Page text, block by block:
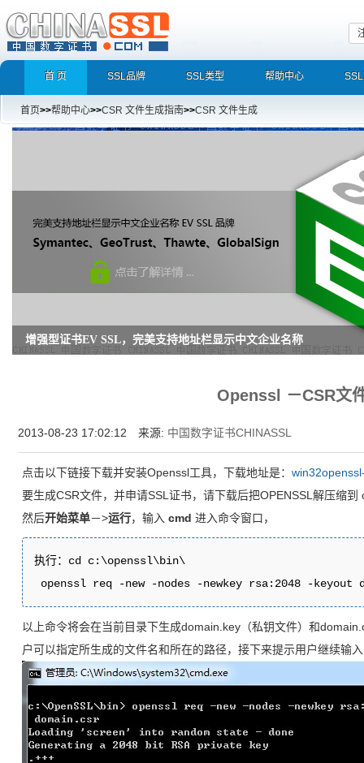
首 页 SSL品牌 SSL类型 帮助中心
首页>>帮助中心>>CSR 文件生成指南>>CSR 文件生成
增强型证书EV SSL，完美支持地址栏显示中文企业名称
Openssl －CSR文
2013-08-23 17:02:12 来源: 中国数字证书CHINASSL
点击以下链接下载并安装Openssl工具，下载地址是：
要生成CSR文件，并申请SSL证书，请下载后把OPENSSL解压缩
然后开始菜单－>运行，输入cmd 进入命令窗口，
执行：cd c:\openssl\bin\
openssl req -new -nodes -newkey rsa:2048 -keyout
以上命令将会在当前目录下生成domain.key（私钥文件）和
户可以指定所生成的文件名和所在的路径，接下来提示用户继续输